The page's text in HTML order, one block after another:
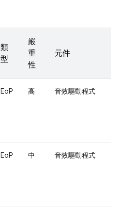
類
型
嚴
重
性
元件
EoP 高 音效驅動程式
EoP 中 音效驅動程式